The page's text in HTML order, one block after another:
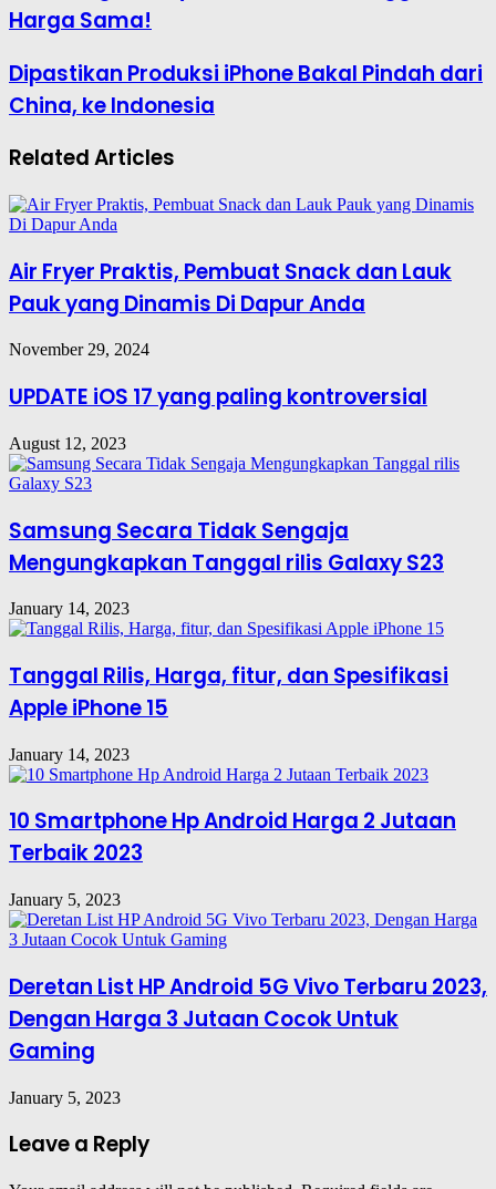
Harga Sama!
Dipastikan Produksi iPhone Bakal Pindah dari
China, ke Indonesia
Related Articles
Air Fryer Praktis, Pembuat Snack dan Lauk
Pauk yang Dinamis Di Dapur Anda
November 29, 2024
UPDATE iOS 17 yang paling kontroversial
August 12, 2023
Samsung Secara Tidak Sengaja
Mengungkapkan Tanggal rilis Galaxy S23
January 14, 2023
Tanggal Rilis, Harga, fitur, dan Spesifikasi
Apple iPhone 15
January 14, 2023
10 Smartphone Hp Android Harga 2 Jutaan
Terbaik 2023
January 5, 2023
Deretan List HP Android 5G Vivo Terbaru 2023,
Dengan Harga 3 Jutaan Cocok Untuk
Gaming
January 5, 2023
Leave a Reply